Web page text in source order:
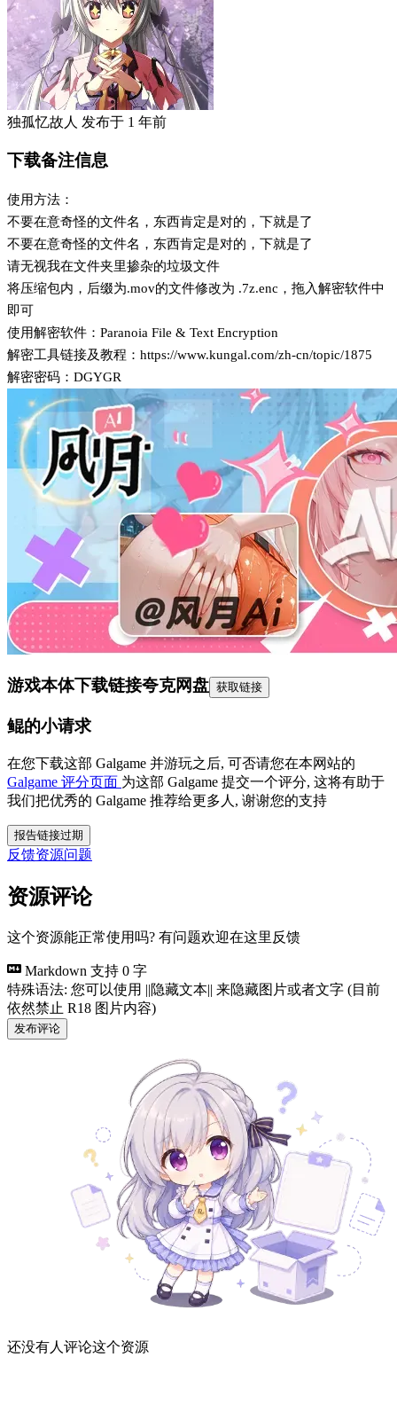
独孤忆故人 发布于 1 年前
下载备注信息
使用方法：
不要在意奇怪的文件名，东西肯定是对的，下就是了
不要在意奇怪的文件名，东西肯定是对的，下就是了
请无视我在文件夹里掺杂的垃圾文件
将压缩包内，后缀为.mov的文件修改为 .7z.enc，拖入解密软件中
即可
使用解密软件：Paranoia File & Text Encryption
解密工具链接及教程：https://www.kungal.com/zh-cn/topic/1875
解密密码：DGYGR
游戏本体下载链接夸克网盘 获取链接
鲲的小请求
在您下载这部 Galgame 并游玩之后, 可否请您在本网站的
Galgame 评分页面 为这部 Galgame 提交一个评分, 这将有助于
我们把优秀的 Galgame 推荐给更多人, 谢谢您的支持
报告链接过期
反馈资源问题
资源评论
这个资源能正常使用吗? 有问题欢迎在这里反馈
Markdown 支持 0 字
特殊语法: 您可以使用 ||隐藏文本|| 来隐藏图片或者文字 (目前
依然禁止 R18 图片内容)
发布评论
还没有人评论这个资源